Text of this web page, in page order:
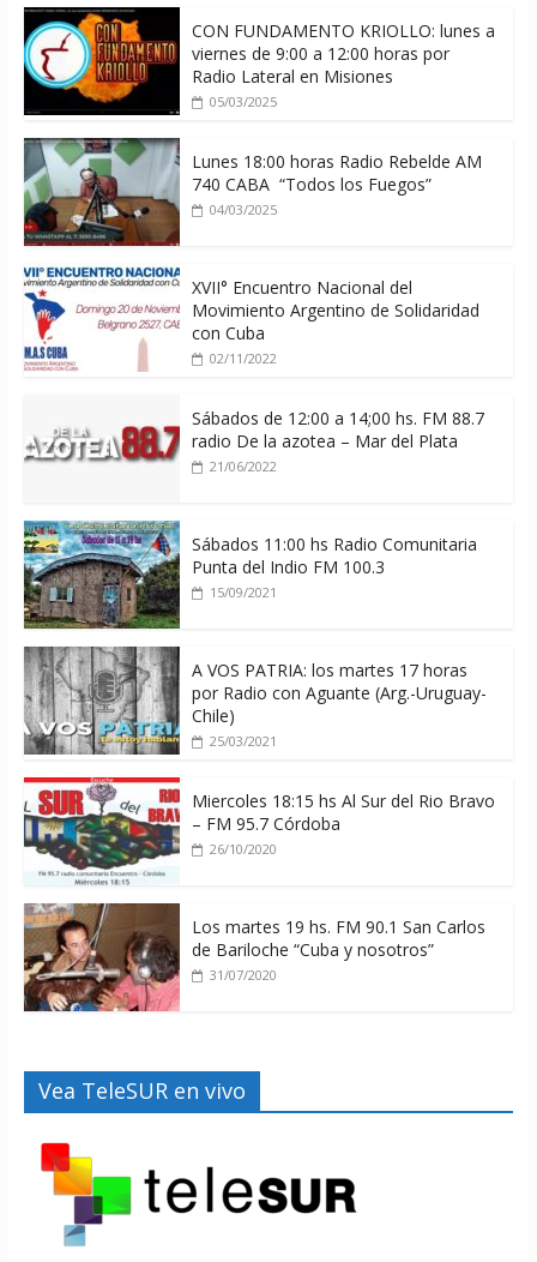
CON FUNDAMENTO KRIOLLO: lunes a
viernes de 9:00 a 12:00 horas por
Radio Lateral en Misiones
05/03/2025
Lunes 18:00 horas Radio Rebelde AM
740 CABA “Todos los Fuegos”
04/03/2025
XVII° Encuentro Nacional del
Movimiento Argentino de Solidaridad
con Cuba
02/11/2022
Sábados de 12:00 a 14;00 hs. FM 88.7
radio De la azotea – Mar del Plata
21/06/2022
Sábados 11:00 hs Radio Comunitaria
Punta del Indio FM 100.3
15/09/2021
A VOS PATRIA: los martes 17 horas
por Radio con Aguante (Arg.-Uruguay-
Chile)
25/03/2021
Miercoles 18:15 hs Al Sur del Rio Bravo
– FM 95.7 Córdoba
26/10/2020
Los martes 19 hs. FM 90.1 San Carlos
de Bariloche “Cuba y nosotros”
31/07/2020
Vea TeleSUR en vivo